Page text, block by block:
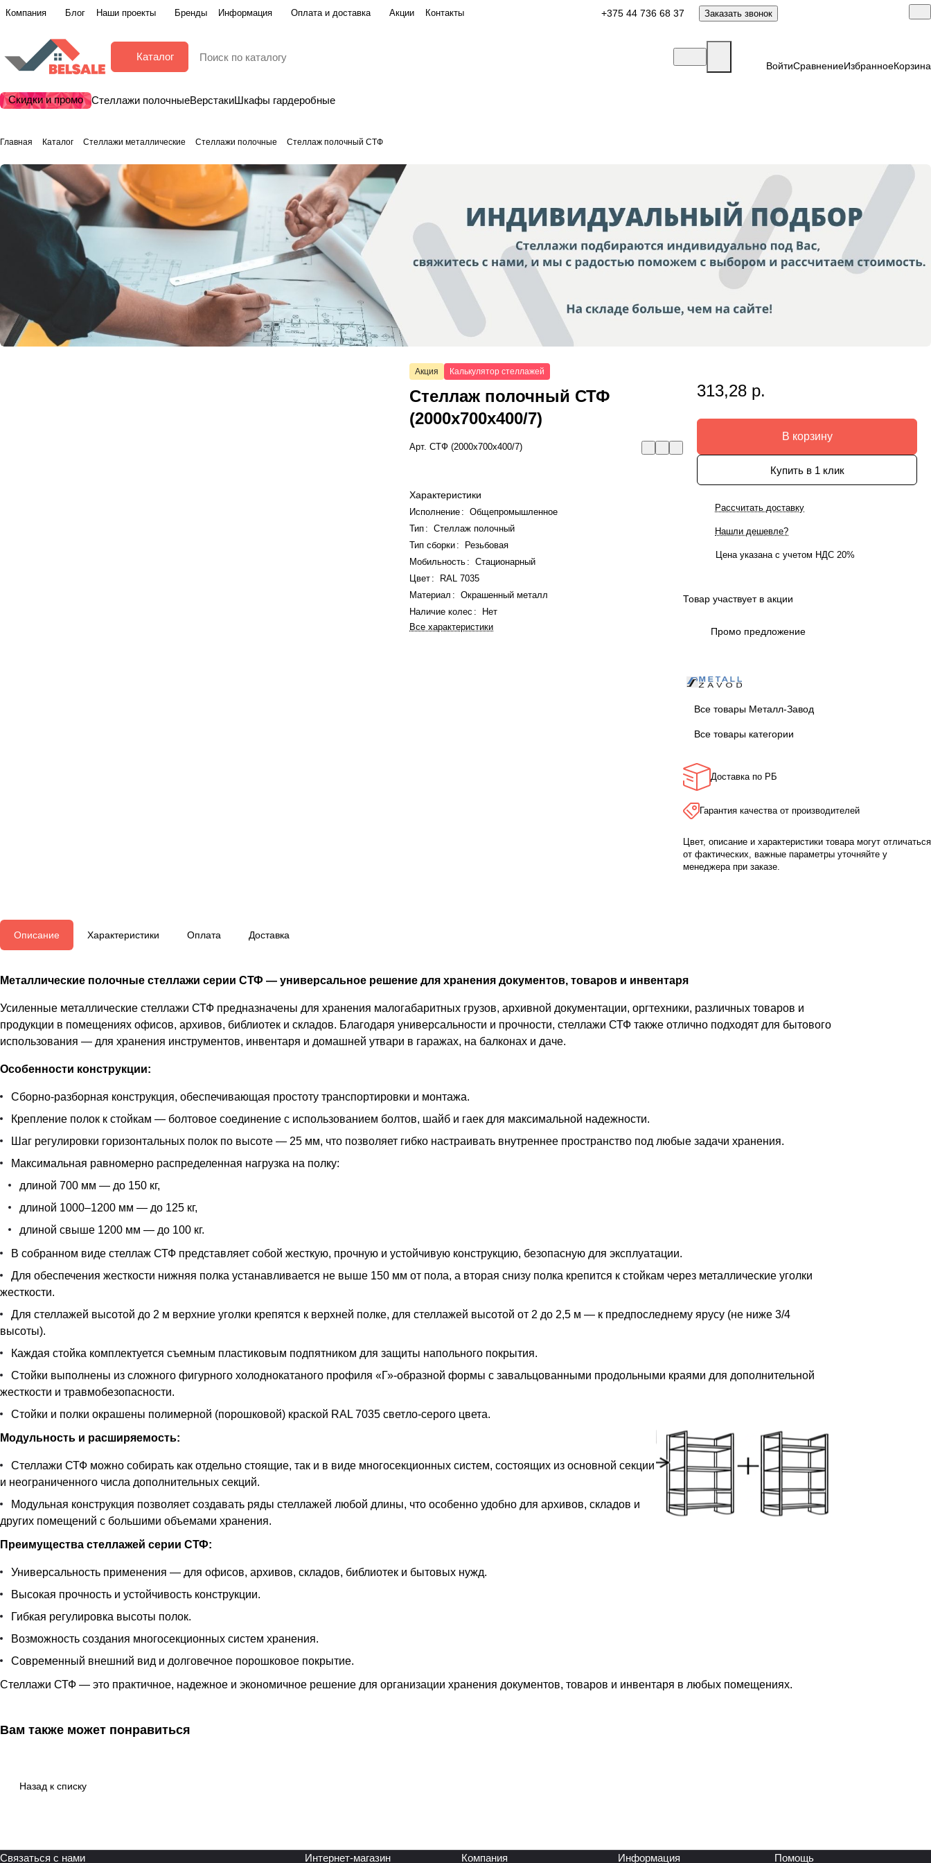
Компания Блог Наши проекты Бренды Информация Оплата и доставка Акции Контакты +375 44 736 68 37 Заказать звонок
Каталог
ВойтиСравнениеИзбранноеКорзина
Скидки и промо Стеллажи полочныеВерстакиШкафы гардеробные
Главная Каталог Стеллажи металлические Стеллажи полочные Стеллаж полочный СТФ
Акция Калькулятор стеллажей
Стеллаж полочный СТФ
(2000x700x400/7)
Арт.СТФ (2000x700x400/7)
Характеристики
Исполнение :
Общепромышленное
Тип :
Стеллаж полочный
Тип сборки:
Резьбовая
Мобильность :
Стационарный
Цвет :
RAL 7035
Материал :
Окрашенный металл
Наличие колес :
Нет
Все характеристики
313,28 р.
В корзину
Купить в 1 клик
Рассчитать доставку
Нашли дешевле?
Цена указана с учетом НДС 20%
Товар участвует в акции
Промо предложение
Все товары Металл-Завод
Все товары категории
Доставка по РБ
Гарантия качества от производителей
Цвет, описание и характеристики товара могут отличаться
от фактических, важные параметры уточняйте у
менеджера при заказе.
Описание Характеристики Оплата Доставка
Металлические полочные стеллажи серии СТФ — универсальное решение для хранения документов, товаров и инвентаря
Усиленные металлические стеллажи СТФ предназначены для хранения малогабаритных грузов, архивной документации, оргтехники, различных товаров и
продукции в помещениях офисов, архивов, библиотек и складов. Благодаря универсальности и прочности, стеллажи СТФ также отлично подходят для бытового
использования — для хранения инструментов, инвентаря и домашней утвари в гаражах, на балконах и даче.
Особенности конструкции:
Сборно-разборная конструкция, обеспечивающая простоту транспортировки и монтажа.
Крепление полок к стойкам — болтовое соединение с использованием болтов, шайб и гаек для максимальной надежности.
Шаг регулировки горизонтальных полок по высоте — 25 мм, что позволяет гибко настраивать внутреннее пространство под любые задачи хранения.
Максимальная равномерно распределенная нагрузка на полку:
длиной 700 мм — до 150 кг,
длиной 1000–1200 мм — до 125 кг,
длиной свыше 1200 мм — до 100 кг.
В собранном виде стеллаж СТФ представляет собой жесткую, прочную и устойчивую конструкцию, безопасную для эксплуатации.
Для обеспечения жесткости нижняя полка устанавливается не выше 150 мм от пола, а вторая снизу полка крепится к стойкам через металлические уголки
жесткости.
Для стеллажей высотой до 2 м верхние уголки крепятся к верхней полке, для стеллажей высотой от 2 до 2,5 м — к предпоследнему ярусу (не ниже 3/4
высоты).
Каждая стойка комплектуется съемным пластиковым подпятником для защиты напольного покрытия.
Стойки выполнены из сложного фигурного холоднокатаного профиля «Г»-образной формы с завальцованными продольными краями для дополнительной
жесткости и травмобезопасности.
Стойки и полки окрашены полимерной (порошковой) краской RAL 7035 светло-серого цвета.
Модульность и расширяемость:
Стеллажи СТФ можно собирать как отдельно стоящие, так и в виде многосекционных систем, состоящих из основной секции
и неограниченного числа дополнительных секций.
Модульная конструкция позволяет создавать ряды стеллажей любой длины, что особенно удобно для архивов, складов и
других помещений с большими объемами хранения.
Преимущества стеллажей серии СТФ:
Универсальность применения — для офисов, архивов, складов, библиотек и бытовых нужд.
Высокая прочность и устойчивость конструкции.
Гибкая регулировка высоты полок.
Возможность создания многосекционных систем хранения.
Современный внешний вид и долговечное порошковое покрытие.
Стеллажи СТФ — это практичное, надежное и экономичное решение для организации хранения документов, товаров и инвентаря в любых помещениях.
Вам также может понравиться
Назад к списку
Связаться с нами Интернет-магазин Компания Информация Помощь